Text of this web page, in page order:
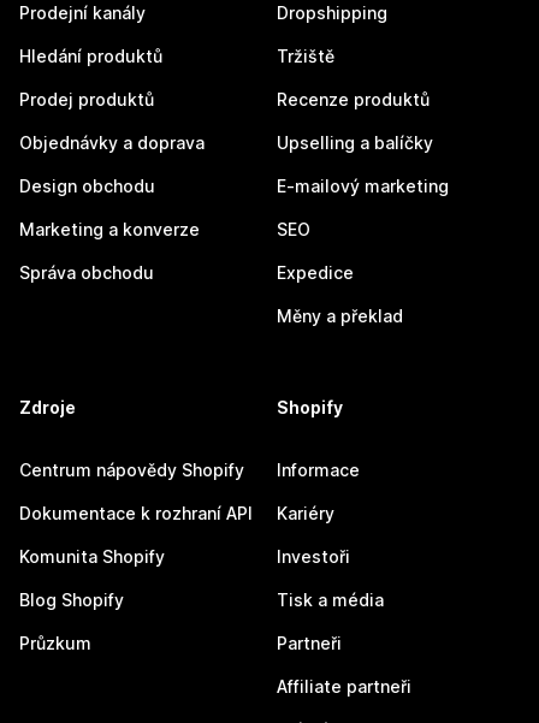
Prodejní kanály
Hledání produktů
Prodej produktů
Objednávky a doprava
Design obchodu
Marketing a konverze
Správa obchodu
Dropshipping
Tržiště
Recenze produktů
Upselling a balíčky
E-mailový marketing
SEO
Expedice
Měny a překlad
Zdroje
Centrum nápovědy Shopify
Dokumentace k rozhraní API
Komunita Shopify
Blog Shopify
Průzkum
Shopify
Informace
Kariéry
Investoři
Tisk a média
Partneři
Affiliate partneři